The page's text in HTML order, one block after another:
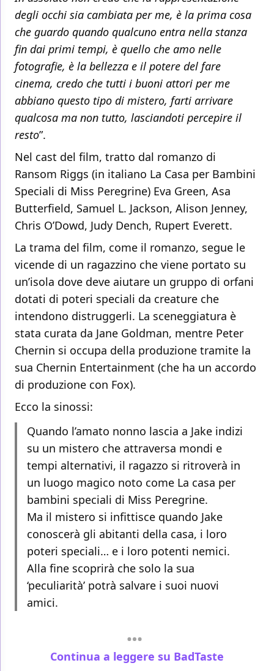
degli occhi sia cambiata per me, è la prima cosa
che guardo quando qualcuno entra nella stanza
fin dai primi tempi, è quello che amo nelle
fotografie, è la bellezza e il potere del fare
cinema, credo che tutti i buoni attori per me
abbiano questo tipo di mistero, farti arrivare
qualcosa ma non tutto, lasciandoti percepire il
resto”.
Nel cast del film, tratto dal romanzo di
Ransom Riggs (in italiano La Casa per Bambini
Speciali di Miss Peregrine) Eva Green, Asa
Butterfield, Samuel L. Jackson, Alison Jenney,
Chris O’Dowd, Judy Dench, Rupert Everett.
La trama del film, come il romanzo, segue le
vicende di un ragazzino che viene portato su
un’isola dove deve aiutare un gruppo di orfani
dotati di poteri speciali da creature che
intendono distruggerli. La sceneggiatura è
stata curata da Jane Goldman, mentre Peter
Chernin si occupa della produzione tramite la
sua Chernin Entertainment (che ha un accordo
di produzione con Fox).
Ecco la sinossi:
Quando l’amato nonno lascia a Jake indizi
su un mistero che attraversa mondi e
tempi alternativi, il ragazzo si ritroverà in
un luogo magico noto come La casa per
bambini speciali di Miss Peregrine.
Ma il mistero si infittisce quando Jake
conoscerà gli abitanti della casa, i loro
poteri speciali… e i loro potenti nemici.
Alla fine scoprirà che solo la sua
‘peculiarità’ potrà salvare i suoi nuovi
amici.
Continua a leggere su BadTaste